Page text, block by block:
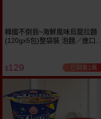
韓國不倒翁~海鮮風味烏龍拉麵
(120gx5包)整袋裝 泡麵／進口／
$129 已銷售1萬